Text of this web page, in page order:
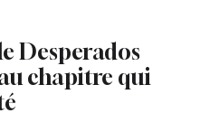
Desperados
chapitre qui